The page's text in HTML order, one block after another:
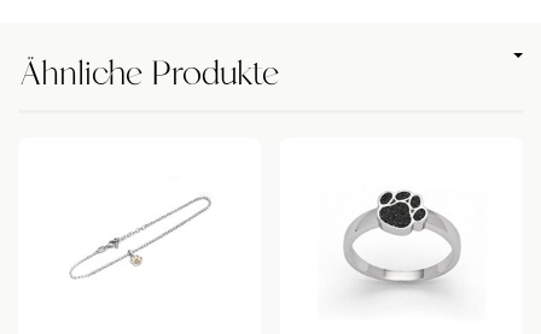
Ähnliche Produkte